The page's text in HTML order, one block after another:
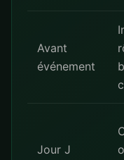
Avant
événement
Jour J